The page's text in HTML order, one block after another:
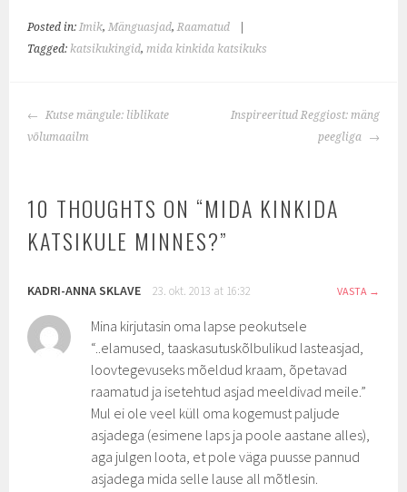
Posted in:Imik,Mänguasjad,Raamatud
Tagged:katsikukingid,mida kinkida katsikuks
POST
NAVIGATION
Kutse mängule: liblikate
võlumaailm
Inspireeritud Reggiost: mäng
peegliga
10 THOUGHTS ON “MIDA KINKIDA
KATSIKULE MINNES?”
KADRI-ANNA SKLAVE 23. okt. 2013 at 16:32 VASTA
Mina kirjutasin oma lapse peokutsele
“..elamused, taaskasutuskõlbulikud lasteasjad,
loovtegevuseks mõeldud kraam, õpetavad
raamatud ja isetehtud asjad meeldivad meile.”
Mul ei ole veel küll oma kogemust paljude
asjadega (esimene laps ja poole aastane alles),
aga julgen loota, et pole väga puusse pannud
asjadega mida selle lause all mõtlesin.